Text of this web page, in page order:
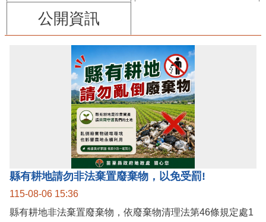
公開資訊
縣有耕地請勿非法棄置廢棄物，以免受罰!
115-08-06 15:36
縣有耕地非法棄置廢棄物，依廢棄物清理法第46條規定處1